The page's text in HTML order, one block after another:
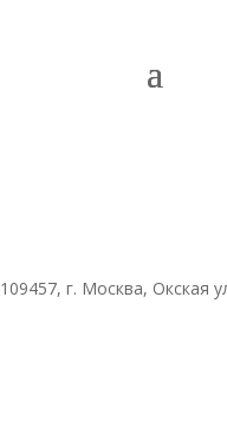
109457, г. Москва, Окская